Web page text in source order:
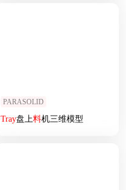
PARASOLID
Tray盘上料机三维模型